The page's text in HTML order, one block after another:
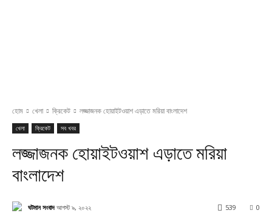
হোম খেলা ক্রিকেট লজ্জাজনক হোয়াইটওয়াশ এড়াতে মরিয়া বাংলাদেশ
খেলা ক্রিকেট সব খবর
লজ্জাজনক হোয়াইটওয়াশ এড়াতে মরিয়া
বাংলাদেশ
ঘটমান সংবাদ আগস্ট ৯, ২০২২ 0
539